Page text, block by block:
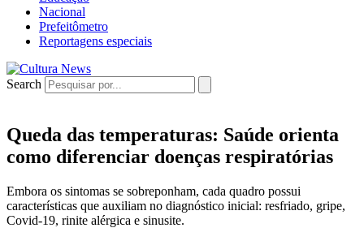
Nacional
Prefeitômetro
Reportagens especiais
Search
Queda das temperaturas: Saúde orienta
como diferenciar doenças respiratórias
Embora os sintomas se sobreponham, cada quadro possui
características que auxiliam no diagnóstico inicial: resfriado, gripe,
Covid-19, rinite alérgica e sinusite.